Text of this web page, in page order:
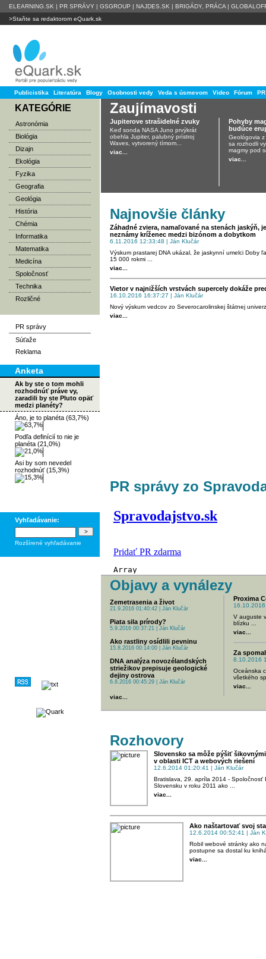
ELEARNING.SK | PR SPRÁVY | GSGROUP | NAJDES.SK | BRIGÁDY, PRÁCA |
>Staňte sa redaktorom eQuark.sk
Publicistika Literatúra Blogy Osobnosti vedy Veda s úsmevom Video Fórum
KATEGÓRIE
Astronómia
Biológia
Dizajn
Ekológia
Fyzika
Geografia
Geológia
História
Chémia
Informatika
Matematika
Medicína
Spoločnosť
Technika
Rozličné
PR správy
Súťaže
Reklama
Anketa
Ak by ste o tom mohli
rozhodnúť práve vy,
zaradili by ste Pluto opäť
medzi planéty?
Áno, je to planéta (63,7%)
Podľa definícií to nie je
planéta (21,0%)
Asi by som nevedel
rozhodnúť (15,3%)
Vyhľadávanie:
Rozšírené vyhľadávanie
Zaujímavosti
Jupiterove strašidelné zvuky
Keď sonda NASA Juno prvýkrát
obehla Jupiter, palubný prístroj
Waves, vytvorený tímom...
viac...
Pohyby
budúce
Geológovia z
sa rozhodli
magmy pod
viac...
Najnovšie články
Záhadné zviera, namaľované na stenách jaskýň,
neznámy kríženec medzi bizónom a dobytkom
6.11.2016 12:33:48 | Ján Klučár
Výskum prastarej DNA ukázal, že jaskynní umelci Doby
15 000 rokmi ...
viac...
Vietor v najnižších vrstvách supercely dokáže
16.10.2016 16:37:27 | Ján Klučár
Nový výskum vedcov zo Severocarolinskej štátnej
viac...
PR správy zo
Objavy a vynálezy
Proxima
V auguste
blízku ...
viac...
Za
8.10.2016
Oceánska
všetkého
viac...
Zemetrasenia a život
21.9.2016 01:40:42 | Ján Klučár
Piata sila prírody?
5.9.2016 00:37:21 | Ján Klučár
Ako rastliny osídlili pevninu
15.8.2016 00:14:00 | Ján Klučár
DNA analýza novozélandských
striežikov prepisuje geologické
dejiny ostrova
6.8.2016 00:45:29 | Ján Klučár
viac...
Rozhovory
Slovensko sa môže pýšiť
v oblasti ICT a webových riešení
12.6.2014 01:20:41 | Ján Klučár
Bratislava, 29. apríla 2014 - Spoločnosť
Slovensku v roku 2011 ako ...
viac...
Ako naštartovať svoj
12.6.2014 00:52:41 | Ján
Robil webové stránky ako
postupne sa dostal ku
viac...